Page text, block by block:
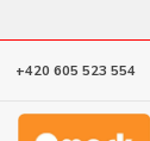
+420 605 523 554